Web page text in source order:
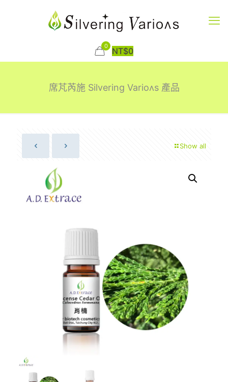
0 NT$0
席芃芮施 Silvering Varioʌs 產品
Show all